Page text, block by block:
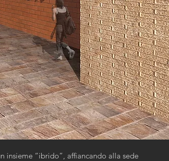
insieme “ibrido”, affiancando alla sede